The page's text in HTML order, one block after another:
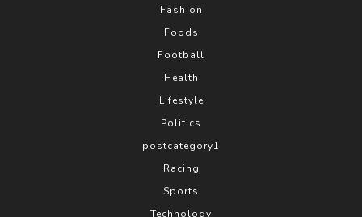
Fashion
Foods
Football
Health
Lifestyle
Politics
postcategory1
Racing
Sports
Technology